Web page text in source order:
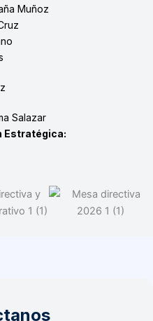
Muñoz
Salazar
Estratégica: